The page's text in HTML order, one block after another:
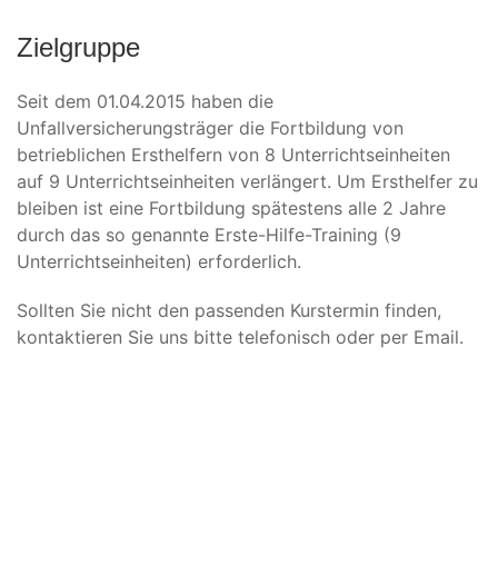
Zielgruppe
Seit dem 01.04.2015 haben die
Unfallversicherungsträger die Fortbildung von
betrieblichen Ersthelfern von 8 Unterrichtseinheiten
auf 9 Unterrichtseinheiten verlängert. Um Ersthelfer zu
bleiben ist eine Fortbildung spätestens alle 2 Jahre
durch das so genannte Erste-Hilfe-Training (9
Unterrichtseinheiten) erforderlich.
Sollten Sie nicht den passenden Kurstermin finden,
kontaktieren Sie uns bitte telefonisch oder per Email.